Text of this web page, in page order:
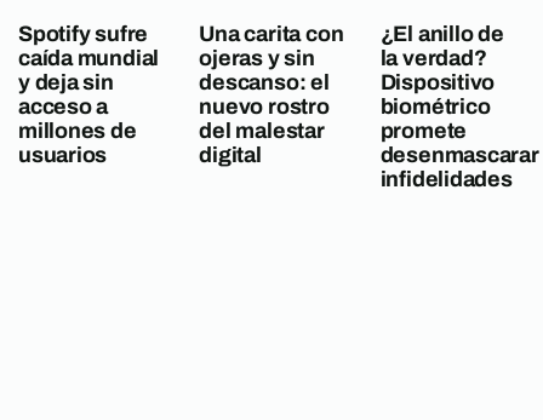
Spotify sufre
caída mundial
y deja sin
acceso a
millones de
usuarios
Una carita con
ojeras y sin
descanso: el
nuevo rostro
del malestar
digital
¿El anillo de
la verdad?
Dispositivo
biométrico
promete
desenmascarar
infidelidades